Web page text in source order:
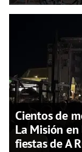
Cientos de
La Misión
fiestas de A